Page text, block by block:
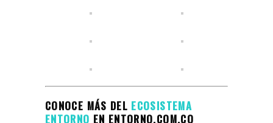
CONOCE MÁS DEL ECOSISTEMA
ENTORNO EN ENTORNO.COM.CO